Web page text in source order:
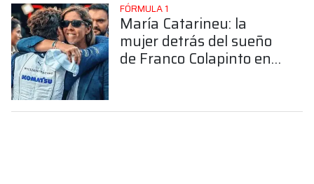
FÓRMULA 1
María Catarineu: la
mujer detrás del sueño
de Franco Colapinto en